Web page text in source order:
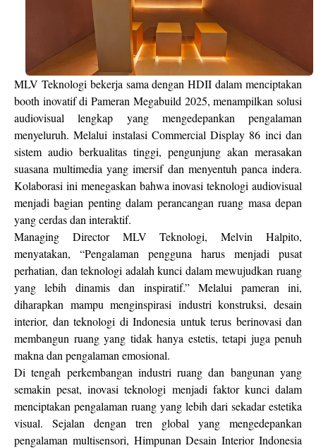
MLV Teknologi bekerja sama dengan HDII dalam menciptakan
booth inovatif di Pameran Megabuild 2025, menampilkan solusi
audiovisual lengkap yang mengedepankan pengalaman
menyeluruh. Melalui instalasi Commercial Display 86 inci dan
sistem audio berkualitas tinggi, pengunjung akan merasakan
suasana multimedia yang imersif dan menyentuh panca indera.
Kolaborasi ini menegaskan bahwa inovasi teknologi audiovisual
menjadi bagian penting dalam perancangan ruang masa depan
yang cerdas dan interaktif.
Managing Director MLV Teknologi, Melvin Halpito,
menyatakan, “Pengalaman pengguna harus menjadi pusat
perhatian, dan teknologi adalah kunci dalam mewujudkan ruang
yang lebih dinamis dan inspiratif.” Melalui pameran ini,
diharapkan mampu menginspirasi industri konstruksi, desain
interior, dan teknologi di Indonesia untuk terus berinovasi dan
membangun ruang yang tidak hanya estetis, tetapi juga penuh
makna dan pengalaman emosional.
Di tengah perkembangan industri ruang dan bangunan yang
semakin pesat, inovasi teknologi menjadi faktor kunci dalam
menciptakan pengalaman ruang yang lebih dari sekadar estetika
visual. Sejalan dengan tren global yang mengedepankan
pengalaman multisensori, Himpunan Desain Interior Indonesia